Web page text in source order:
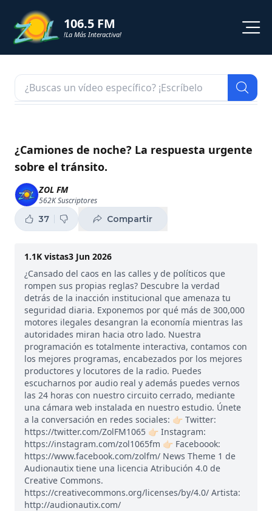
106.5 FM
!La Más Interactiva!
NOTICIAS
SHORTS
PODCAST
ZOL TV
¿Camiones de noche? La respuesta urgente
sobre el tránsito.
ZOL FM
562KSuscriptores
37 Compartir
1.1K vistas3 Jun 2026
¿Cansado del caos en las calles y de políticos que
rompen sus propias reglas? Descubre la verdad
detrás de la inacción institucional que amenaza tu
seguridad diaria. Exponemos por qué más de 300,000
motores ilegales desangran la economía mientras las
autoridades miran hacia otro lado. Nuestra
programación es totalmente interactiva, contamos con
los mejores programas, encabezados por los mejores
productores y locutores de la radio. Puedes
escucharnos por audio real y además puedes vernos
las 24 horas con nuestro circuito cerrado, mediante
una cámara web instalada en nuestro estudio. Únete
a la conversación en redes sociales: 👉🏻 Twitter:
https://twitter.com/ZolFM1065 👉🏻 Instagram:
https://instagram.com/zol1065fm 👉🏻 Faceboook:
https://www.facebook.com/zolfm/ News Theme 1 de
Audionautix tiene una licencia Atribución 4.0 de
Creative Commons.
https://creativecommons.org/licenses/by/4.0/ Artista:
http://audionautix.com/